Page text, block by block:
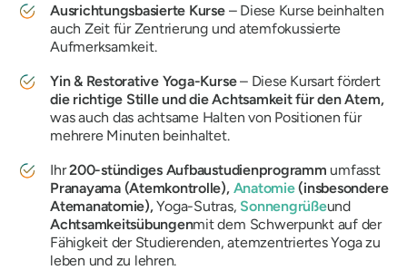
Ausrichtungsbasierte Kurse– Diese Kurse beinhalten
auch Zeit für Zentrierung und atemfokussierte
Aufmerksamkeit.
Yin & Restorative Yoga-Kurse– Diese Kursart fördert
die richtige Stille und die Achtsamkeit für den Atem,
was auch das achtsame Halten von Positionen für
mehrere Minuten beinhaltet.
Ihr200-stündiges Aufbaustudienprogramm umfasst
Pranayama (Atemkontrolle), Anatomie(insbesondere
Atemanatomie),Yoga-Sutras, Sonnengrüßeund
Achtsamkeitsübungenmit dem Schwerpunkt auf der
Fähigkeit der Studierenden, atemzentriertes Yoga zu
leben und zu lehren.